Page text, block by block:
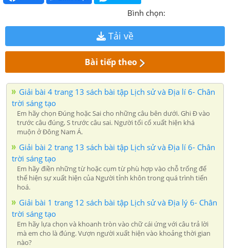
Bình chọn:
Tải về
Bài tiếp theo
Giải bài 4 trang 13 sách bài tập Lịch sử và Địa lí 6- Chân
trời sáng tạo
Em hãy chọn Đúng hoặc Sai cho những câu bên dưới. Ghi Ð vào
trước câu đúng, S trước câu sai. Người tối cổ xuất hiện khá
muộn ở Đông Nam Á.
Giải bài 2 trang 13 sách bài tập Lịch sử và Địa lí 6- Chân
trời sáng tạo
Em hãy điền những từ hoặc cụm từ phù hợp vào chỗ trống để
thể hiện sự xuất hiện của Người tỉnh khôn trong quá trình tiến
hoá.
Giải bài 1 trang 12 sách bài tập Lịch sử và Địa lý 6- Chân
trời sáng tạo
Em hãy lựa chọn và khoanh tròn vào chữ cái ứng với câu trả lời
mà em cho là đúng. Vượn người xuất hiện vào khoảng thời gian
nào?